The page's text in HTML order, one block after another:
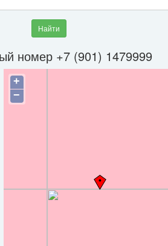
Найти
номер +7 (901) 1479999
+
−